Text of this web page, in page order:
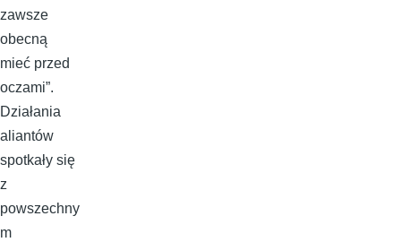
zawsze
obecną
mieć przed
oczami”.
Działania
aliantów
spotkały się
z
powszechny
m